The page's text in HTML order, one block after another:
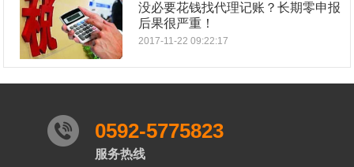
没必要花钱找代理记账？长期零申报
后果很严重！
2017-11-22 09:22:17
0592-5775823
服务热线